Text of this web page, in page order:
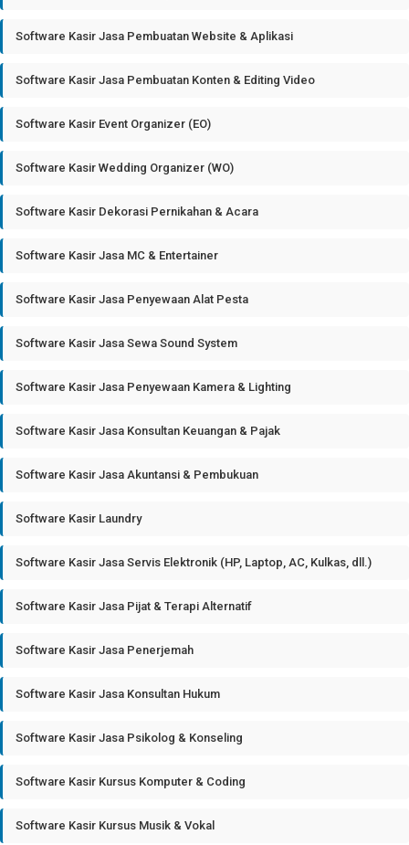
Software Kasir Jasa Pembuatan Website & Aplikasi
Software Kasir Jasa Pembuatan Konten & Editing Video
Software Kasir Event Organizer (EO)
Software Kasir Wedding Organizer (WO)
Software Kasir Dekorasi Pernikahan & Acara
Software Kasir Jasa MC & Entertainer
Software Kasir Jasa Penyewaan Alat Pesta
Software Kasir Jasa Sewa Sound System
Software Kasir Jasa Penyewaan Kamera & Lighting
Software Kasir Jasa Konsultan Keuangan & Pajak
Software Kasir Jasa Akuntansi & Pembukuan
Software Kasir Laundry
Software Kasir Jasa Servis Elektronik (HP, Laptop, AC, Kulkas, dll.)
Software Kasir Jasa Pijat & Terapi Alternatif
Software Kasir Jasa Penerjemah
Software Kasir Jasa Konsultan Hukum
Software Kasir Jasa Psikolog & Konseling
Software Kasir Kursus Komputer & Coding
Software Kasir Kursus Musik & Vokal